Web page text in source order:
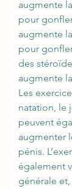
augmente
pour
augmente
pour
des
augmente
Les
natation, le
peuvent
augmenter
pénis.
également
générale